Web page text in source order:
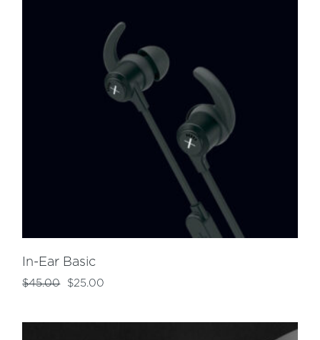
In-Ear Basic
$45.00 $25.00